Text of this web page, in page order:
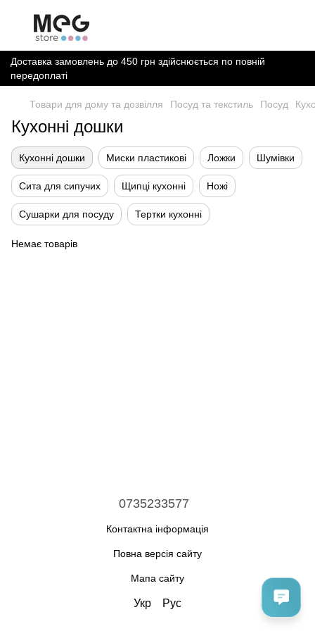
Доставка замовлень до 450 грн здійснюється по повній
передоплаті
Товари для дому та дозвілля Посуд та текстиль Посуд
Кухонні дошки
Кухонні дошки Миски пластикові Ложки Шумівки
Сита для сипучих Щипці кухонні Ножі
Сушарки для посуду Тертки кухонні
Немає товарів
0735233577
Контактна інформація
Повна версія сайту
Мапа сайту
Укр Рус